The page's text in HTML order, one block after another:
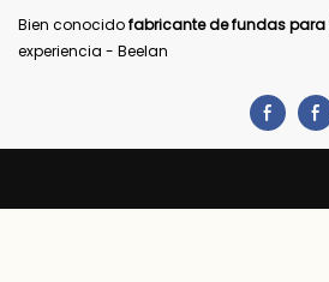
Bien conocidofabricante de fundas para
experiencia - Beelan